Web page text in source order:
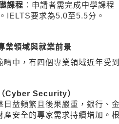
課程 ：申請者需完成中學課
IELTS要求為5.0至5.5分。
業領域與就業前景
疇中，有四個專業領域近年受
Cyber Security）
日益頻繁且後果嚴重，銀行、
產安全的專家需求持續增加。